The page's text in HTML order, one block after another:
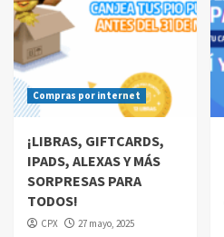
Compras por internet
¡LIBRAS, GIFTCARDS,
IPADS, ALEXAS Y MÁS
SORPRESAS PARA
TODOS!
CPX 27 mayo, 2025